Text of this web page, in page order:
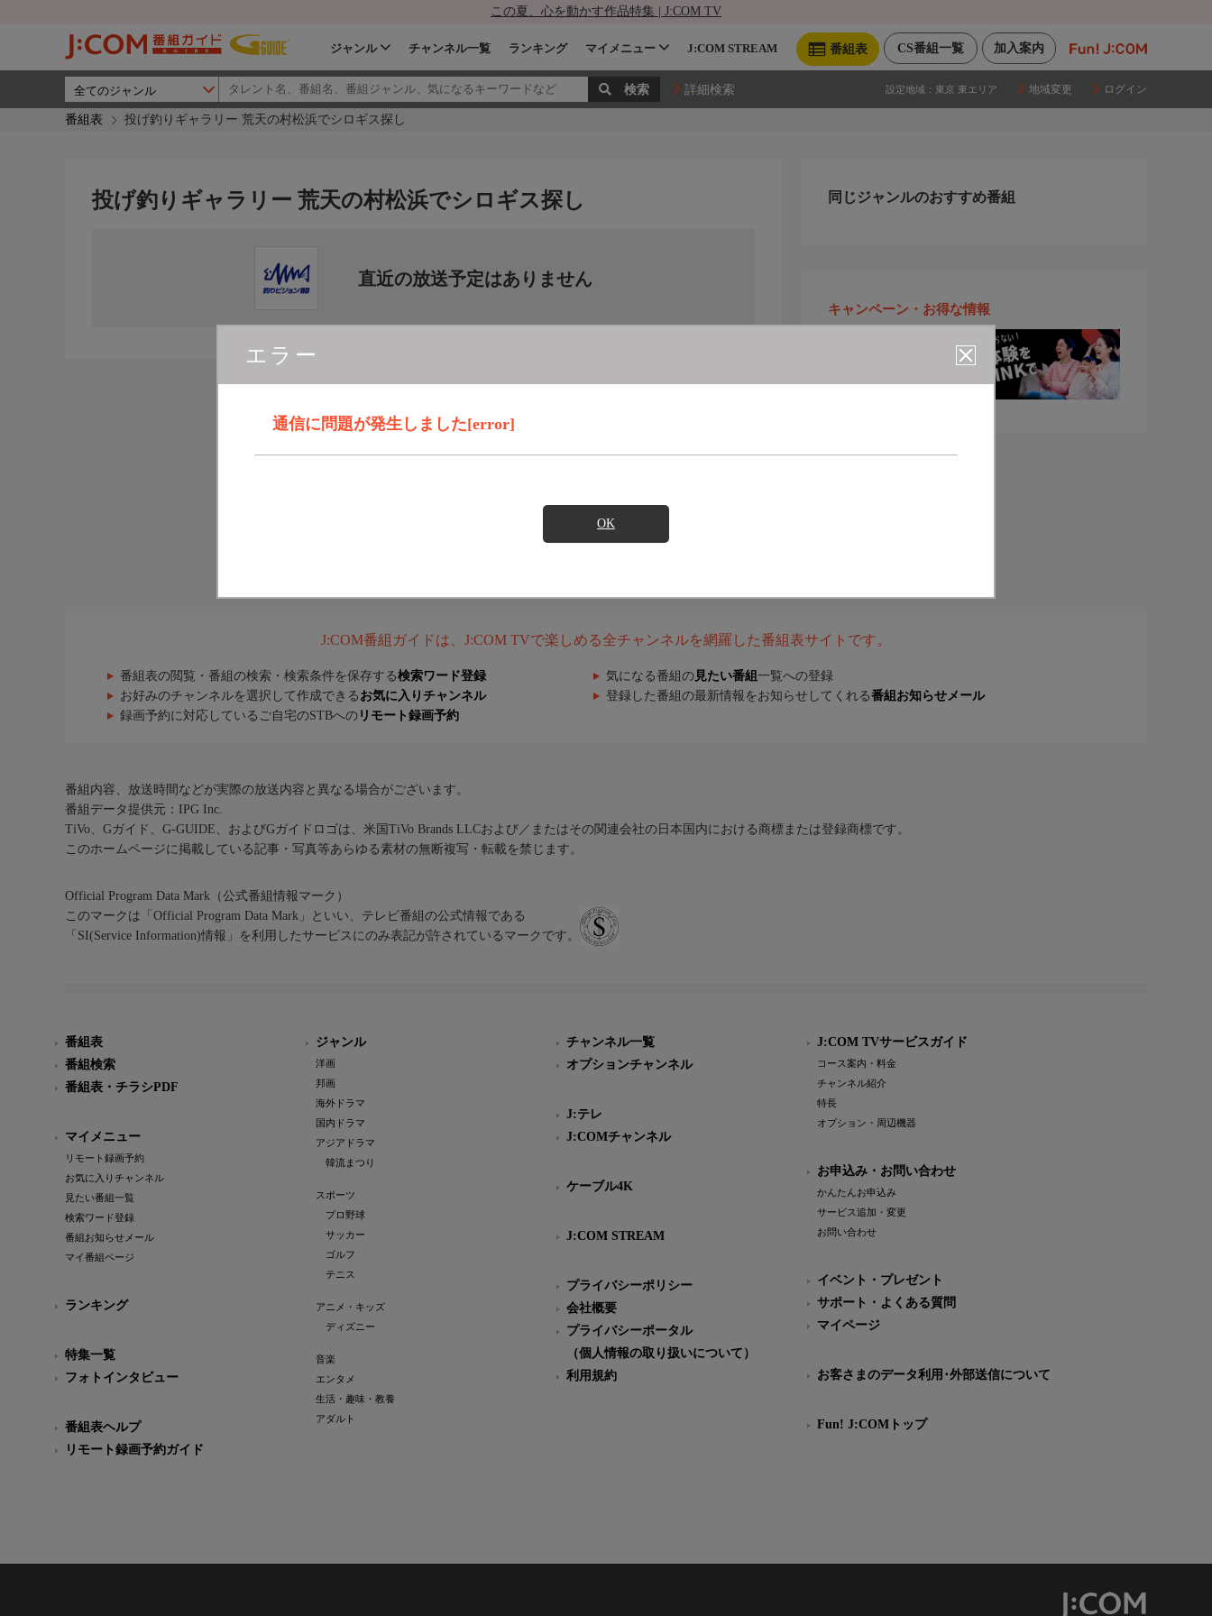
この夏、心を動かす作品特集 | J:COM TV
加入案内
CS番組一覧
番組表
ジャンル チャンネル一覧 ランキング マイメニュー J:COM STREAM
詳細検索 設定地域： 東京 東エリア 地域変更 ログイン
番組表 投げ釣りギャラリー 荒天の村松浜でシロギス探し
エラー
通信に問題が発生しました[error]
OK
投げ釣りギャラリー 荒天の村松浜でシロギス探し
直近の放送予定はありません
同じジャンルのおすすめ番組
キャンペーン・お得な情報
J:COM番組ガイドは、J:COM TVで楽しめる全チャンネルを網羅した番組表サイトです。
番組表の閲覧・番組の検索・検索条件を保存する検索ワード登録 気になる番組の 見たい番組 一覧への登録
お好みのチャンネルを選択して作成できる お気に入りチャンネル 登録した番組の最新情報をお知らせしてくれる番組お知らせメール
録画予約に対応しているご自宅のSTBへの リモート録画予約
番組内容、放送時間などが実際の放送内容と異なる場合がございます。
番組データ提供元：IPG Inc.
TiVo、Gガイド、G-GUIDE、およびGガイドロゴは、米国TiVo Brands LLCおよび／またはその関連会社の日本国内における商標または登録商標です。
このホームページに掲載している記事・写真等あらゆる素材の無断複写・転載を禁じます。
Official Program Data Mark（公式番組情報マーク）
このマークは「Official Program Data Mark」といい、テレビ番組の公式情報である
「SI(Service Information)情報」を利用したサービスにのみ表記が許されているマークです。
番組表
番組検索
番組表・チラシPDF
マイメニュー
リモート録画予約
お気に入りチャンネル
見たい番組一覧
検索ワード登録
番組お知らせメール
マイ番組ページ
ランキング
特集一覧
フォトインタビュー
番組表ヘルプ
リモート録画予約ガイド
ジャンル
洋画
邦画
海外ドラマ
国内ドラマ
アジアドラマ
韓流まつり
スポーツ
プロ野球
サッカー
ゴルフ
テニス
アニメ・キッズ
ディズニー
音楽
エンタメ
生活・趣味・教養
アダルト
チャンネル一覧
オプションチャンネル
J:テレ
J:COMチャンネル
ケーブル4K
J:COM STREAM
プライバシーポリシー
会社概要
プライバシーポータル
（個人情報の取り扱いについて）
利用規約
J:COM TVサービスガイド
コース案内・料金
チャンネル紹介
特長
オプション・周辺機器
お申込み・お問い合わせ
かんたんお申込み
サービス追加・変更
お問い合わせ
イベント・プレゼント
サポート・よくある質問
マイページ
お客さまのデータ利用･外部送信について
Fun! J:COMトップ